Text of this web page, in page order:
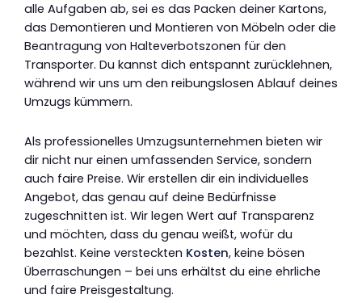
alle Aufgaben ab, sei es das Packen deiner Kartons,
das Demontieren und Montieren von Möbeln oder die
Beantragung von Halteverbotszonen für den
Transporter. Du kannst dich entspannt zurücklehnen,
während wir uns um den reibungslosen Ablauf deines
Umzugs kümmern.
Als professionelles Umzugsunternehmen bieten wir
dir nicht nur einen umfassenden Service, sondern
auch faire Preise. Wir erstellen dir ein individuelles
Angebot, das genau auf deine Bedürfnisse
zugeschnitten ist. Wir legen Wert auf Transparenz
und möchten, dass du genau weißt, wofür du
bezahlst. Keine versteckten Kosten, keine bösen
Überraschungen – bei uns erhältst du eine ehrliche
und faire Preisgestaltung.